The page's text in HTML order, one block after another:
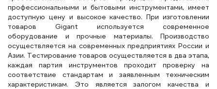
профессиональными и бытовыми инструментами, имеет
доступную цену и высокое качество. При изготовлении
товаров Gigant используется современное
оборудование и прочные материалы. Производство
осуществляется на современных предприятиях России и
Азии. Тестирование товаров осуществляется в два этапа,
каждая партия инструментов проходит проверку на
соответствие стандартам и заявленным техническим
характеристикам. Это является залогом качества и